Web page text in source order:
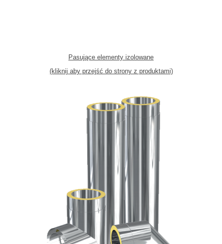
Pasujące elementy izolowane
(kliknij aby przejść do strony z produktami)